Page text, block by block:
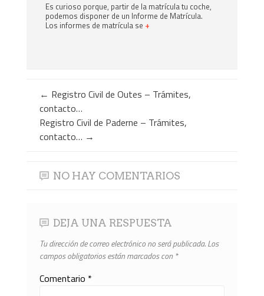
Es curioso porque, partir de la matrícula tu coche,
podemos disponer de un Informe de Matrícula.
Los informes de matrícula se +
← Registro Civil de Outes – Trámites,
contacto…
Registro Civil de Paderne – Trámites,
contacto… →
NO HAY COMENTARIOS
DEJA UNA RESPUESTA
Tu dirección de correo electrónico no será publicada.Los
campos obligatorios están marcados con *
Comentario *